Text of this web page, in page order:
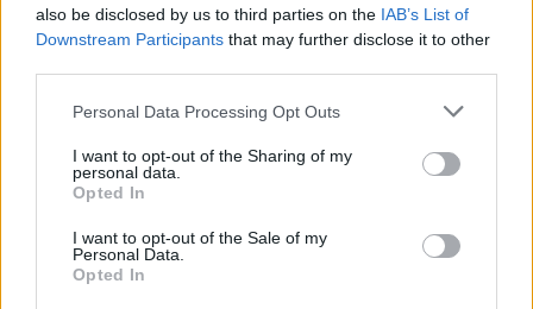
also be disclosed by us to third parties on the IAB’s List of
Downstream Participants that may further disclose it to other
Please note that this website/app uses one or more Google
not limited to your visit or usage behaviour. You may click to
grant or deny consent to Google and its third-party tags to
use your data for below specified purposes in below Google
consent section.
Personal Data Processing Opt Outs
I want to opt-out of the Sharing of my
personal data.
Opted In
I want to opt-out of the Sale of my
Personal Data.
Opted In
Kövess minket, és értesülj a friss hírekről a
Facebookon is!